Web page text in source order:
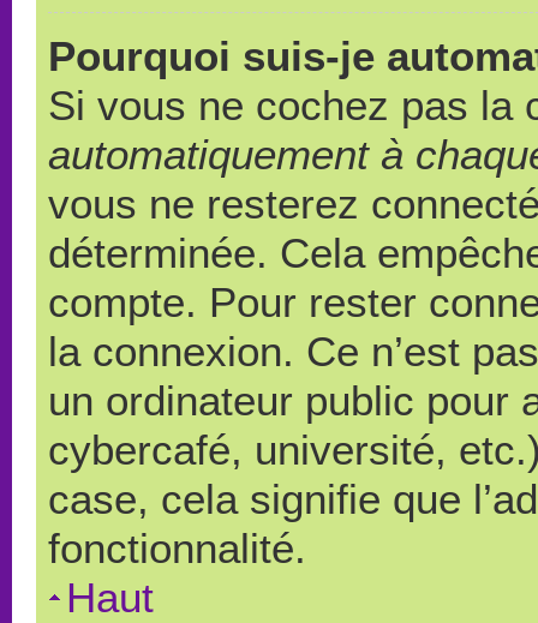
Pourquoi suis-je
Si vous ne cochez pas la
automatiquement à
vous ne resterez
déterminée. Cela
compte. Pour rester
la connexion. Ce n’est
un ordinateur public pour
cybercafé, université,
case, cela signifie que
fonctionnalité.
Haut